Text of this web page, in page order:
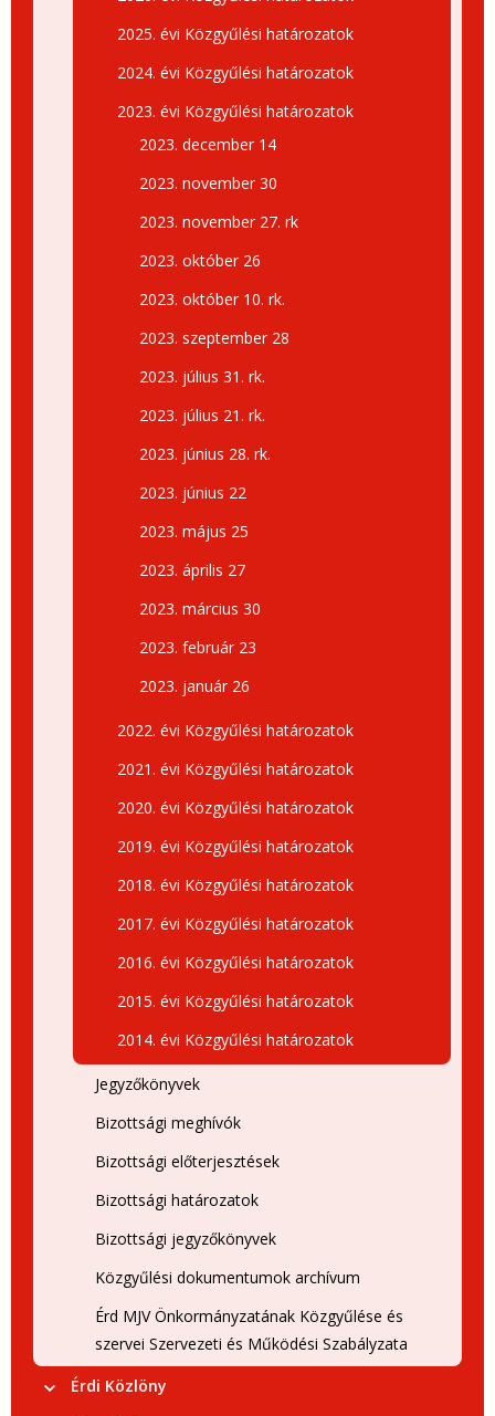
2025. évi Közgyűlési határozatok
2024. évi Közgyűlési határozatok
2023. évi Közgyűlési határozatok
2023. december 14
2023. november 30
2023. november 27. rk
2023. október 26
2023. október 10. rk.
2023. szeptember 28
2023. július 31. rk.
2023. július 21. rk.
2023. június 28. rk.
2023. június 22
2023. május 25
2023. április 27
2023. március 30
2023. február 23
2023. január 26
2022. évi Közgyűlési határozatok
2021. évi Közgyűlési határozatok
2020. évi Közgyűlési határozatok
2019. évi Közgyűlési határozatok
2018. évi Közgyűlési határozatok
2017. évi Közgyűlési határozatok
2016. évi Közgyűlési határozatok
2015. évi Közgyűlési határozatok
2014. évi Közgyűlési határozatok
Jegyzőkönyvek
Bizottsági meghívók
Bizottsági előterjesztések
Bizottsági határozatok
Bizottsági jegyzőkönyvek
Közgyűlési dokumentumok archívum
Érd MJV Önkormányzatának Közgyűlése és
szervei Szervezeti és Működési Szabályzata
Érdi Közlöny